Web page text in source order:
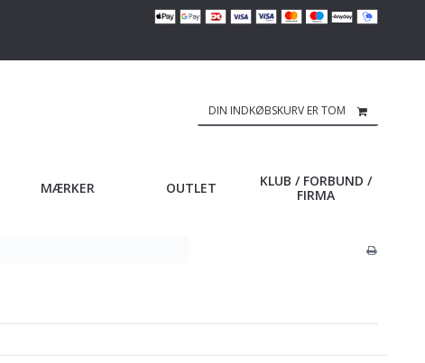
DIN INDKØBSKURV ER TOM
MÆRKER OUTLET
KLUB / FORBUND /
FIRMA